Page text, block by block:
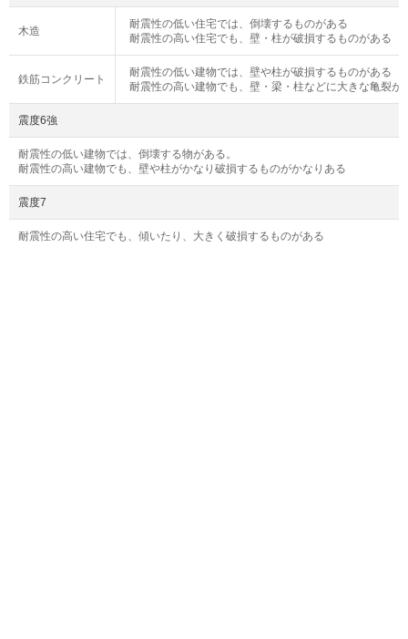
木造
耐震性の低い住宅では、倒壊するものがある
耐震性の高い住宅でも、壁・柱が破損するものがある
鉄筋コンクリート
耐震性の低い建物では、壁や柱が破損するものがある
耐震性の高い建物でも、壁・梁・柱などに大きな亀裂が
震度6強
耐震性の低い建物では、倒壊する物がある。
耐震性の高い建物でも、壁や柱がかなり破損するものがかなりある
震度7
耐震性の高い住宅でも、傾いたり、大きく破損するものがある